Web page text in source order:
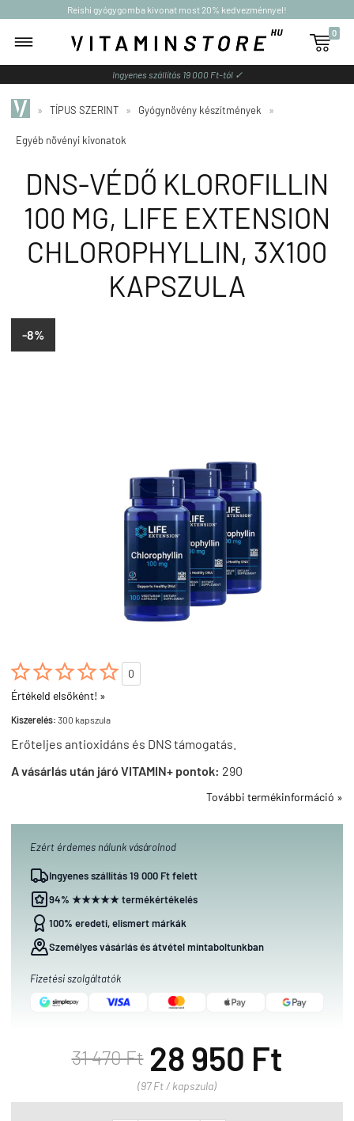
Reishi gyógygomba kivonat most 20% kedvezménnyel!

0
Ingyenes szállítás 19 000 Ft-tól ✓
» TÍPUS SZERINT » Gyógynövény készítmények »
Egyéb növényi kivonatok
DNS-VÉDŐ KLOROFILLIN
100 MG, LIFE EXTENSION
CHLOROPHYLLIN, 3X100
KAPSZULA
-8%

0
Értékeld elsőként! »
Kiszerelés: 300 kapszula
Erőteljes antioxidáns és DNS támogatás.
A vásárlás után járó VITAMIN+ pontok: 290
További termékinformáció »
Ezért érdemes nálunk vásárolnod
Ingyenes szállítás 19 000 Ft felett
94% ★★★★★ termékértékelés
100% eredeti, elismert márkák
Személyes vásárlás és átvétel mintaboltunkban
Fizetési szolgáltatók
31 470 Ft 28 950 Ft
(97 Ft / kapszula)